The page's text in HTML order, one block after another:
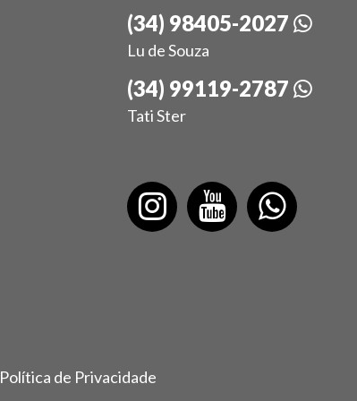
(34) 98405-2027
Lu de Souza
(34) 99119-2787
Tati Ster
Política de Privacidade